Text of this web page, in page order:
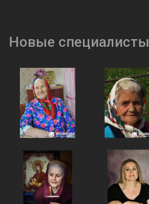
Новые специалисты